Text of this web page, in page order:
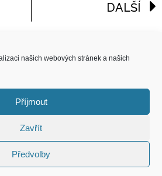
našich webových stránek a našich
Příjmout
Zavřít
Předvolby
DALŠÍ